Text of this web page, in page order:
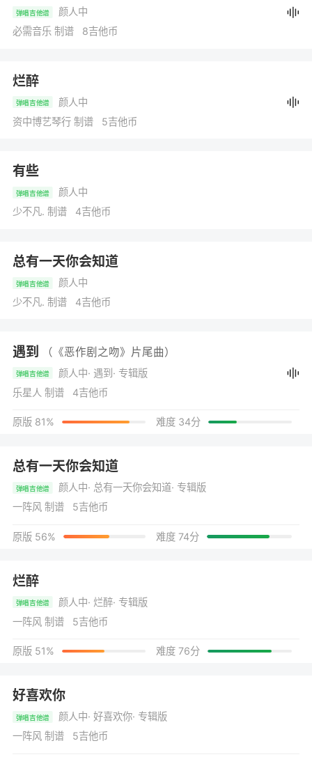
弹唱吉他谱
颜人中
必需音乐 制谱 8吉他币
烂醉
弹唱吉他谱
颜人中
资中博艺琴行 制谱 5吉他币
有些
弹唱吉他谱
颜人中
少不凡. 制谱 4吉他币
总有一天你会知道
弹唱吉他谱
颜人中
少不凡. 制谱 4吉他币
遇到 （《恶作剧之吻》片尾曲）
弹唱吉他谱 颜人中· 遇到 · 专辑版
乐星人 制谱 4吉他币
原版 81% 难度 34分
总有一天你会知道
弹唱吉他谱 颜人中· 总有一天你会知道· 专辑版
一阵风 制谱 5吉他币
原版 56% 难度 74分
烂醉
弹唱吉他谱 颜人中· 烂醉· 专辑版
一阵风 制谱 5吉他币
原版 51% 难度 76分
好喜欢你
弹唱吉他谱 颜人中· 好喜欢你· 专辑版
一阵风 制谱 5吉他币